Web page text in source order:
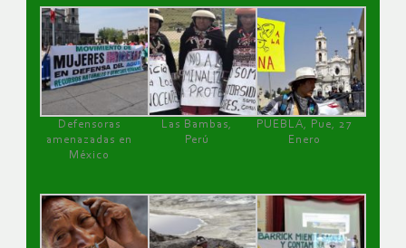
Defensoras
amenazadas en
México
Las Bambas,
Perú
PUEBLA, Pue, 27
Enero